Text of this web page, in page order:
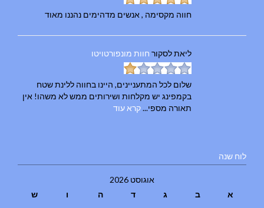
חווה מקסימה , אנשים מדהימים נהננו מאוד
ליאתלסקור חוות מונפורטויטו
שלום לכל המתעניינים, היינו בחווה ללינת שטח
בקמפינג יש מקלחות ושירותים ממש לא משהו! אין
תאורה מספי...קרא עוד
לוח שנה
אוגוסט 2026
א
ב ג ד ה ו
ש